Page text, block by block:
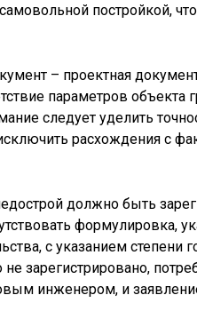
постройкой,
– проектная
параметров объекта
следует уделить
расхождения с
должно быть
формулировка,
с указанием степени
зарегистрировано,
инженером, и